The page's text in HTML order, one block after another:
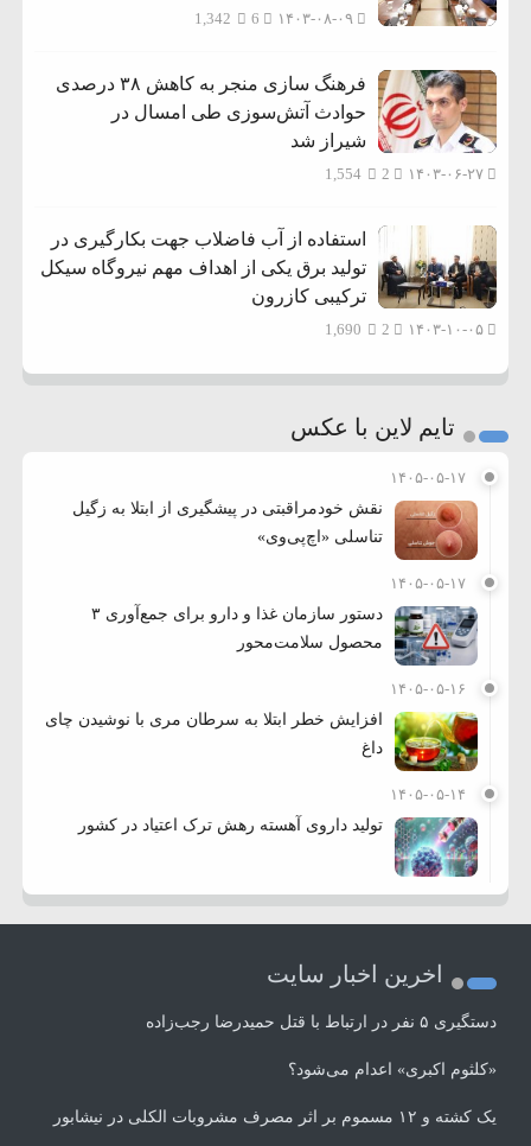
۱۴۰۳-۰۸-۰۹ 1,342
فرهنگ سازی منجر به کاهش ۳۸ درصدی
حوادث آتش‌سوزی طی امسال در
شیراز شد
۱۴۰۳-۰۶-۲۷ 1,554
استفاده از آب فاضلاب جهت بکارگیری در
تولید برق یکی از اهداف مهم نیروگاه سیکل
ترکیبی کازرون
۱۴۰۳-۱۰-۰۵ 1,690
تایم لاین با عکس
۱۴۰۵-۰۵-۱۷
نقش خودمراقبتی در پیشگیری از ابتلا به زگیل
تناسلی «اچ‌پی‌وی»
۱۴۰۵-۰۵-۱۷
دستور سازمان غذا و دارو برای جمع‌آوری ۳
محصول سلامت‌محور
۱۴۰۵-۰۵-۱۶
افزایش خطر ابتلا به سرطان مری با نوشیدن چای
داغ
۱۴۰۵-۰۵-۱۴
تولید داروی آهسته رهش ترک اعتیاد در کشور
اخرین اخبار سایت
دستگیری ۵ نفر در ارتباط با قتل حمیدرضا رجب‌زاده
«کلثوم اکبری» اعدام می‌شود؟
یک کشته و ۱۲ مسموم بر اثر مصرف مشروبات الکلی در نیشابور